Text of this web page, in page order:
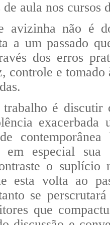
de aula nos cursos
avizinha não é
a um passado
dos erros
controle e tomado
trabalho é
exacerbada
em especial
o suplício
esta volta ao
se
que